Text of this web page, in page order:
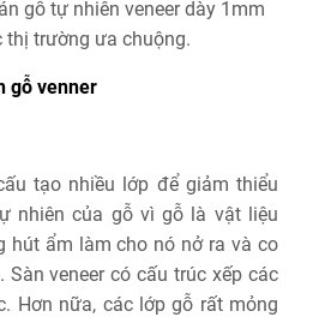
gỗ tự nhiên veneer dày 1mm
trường ưa chuộng.
gỗ venner
tạo nhiều lớp để giảm thiểu
nhiên của gỗ vì gỗ là vật liệu
hút ẩm làm cho nó nở ra và co
veneer có cấu trúc xếp các
Hơn nữa, các lớp gỗ rất mỏng